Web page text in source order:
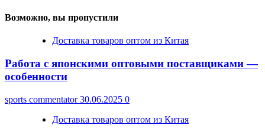
Возможно, вы пропустили
Доставка товаров оптом из Китая
Работа с японскими оптовыми поставщиками —
особенности
sports commentator30.06.2025 0
Доставка товаров оптом из Китая